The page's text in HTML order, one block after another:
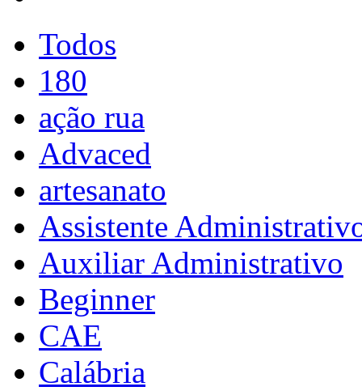
Todos
180
ação rua
Advaced
artesanato
Assistente
Auxiliar Administrativo
Beginner
CAE
Calábria